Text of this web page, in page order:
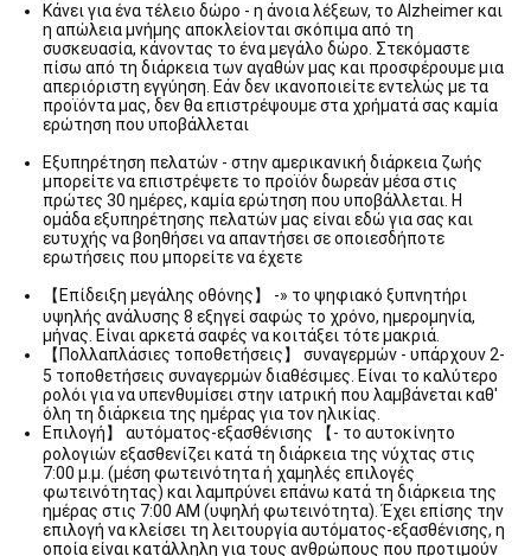
Κάνει για ένα τέλειο δώρο - η άνοια λέξεων, το Alzheimer και
η απώλεια μνήμης αποκλείονται σκόπιμα από τη
συσκευασία, κάνοντας το ένα μεγάλο δώρο. Στεκόμαστε
πίσω από τη διάρκεια των αγαθών μας και προσφέρουμε μια
απεριόριστη εγγύηση. Εάν δεν ικανοποιείτε εντελώς με τα
προϊόντα μας, δεν θα επιστρέψουμε στα χρήματά σας καμία
ερώτηση που υποβάλλεται
Εξυπηρέτηση πελατών - στην αμερικανική διάρκεια ζωής
μπορείτε να επιστρέψετε το προϊόν δωρεάν μέσα στις
πρώτες 30 ημέρες, καμία ερώτηση που υποβάλλεται. Η
ομάδα εξυπηρέτησης πελατών μας είναι εδώ για σας και
ευτυχής να βοηθήσει να απαντήσει σε οποιεσδήποτε
ερωτήσεις που μπορείτε να έχετε
【Επίδειξη μεγάλης οθόνης】 -» το ψηφιακό ξυπνητήρι
υψηλής ανάλυσης 8 εξηγεί σαφώς το χρόνο, ημερομηνία,
μήνας. Είναι αρκετά σαφές να κοιτάξει τότε μακριά.
【Πολλαπλάσιες τοποθετήσεις】 συναγερμών - υπάρχουν 2-
5 τοποθετήσεις συναγερμών διαθέσιμες. Είναι το καλύτερο
ρολόι για να υπενθυμίσει στην ιατρική που λαμβάνεται καθ'
όλη τη διάρκεια της ημέρας για τον ηλικίας.
Επιλογή】 αυτόματος-εξασθένισης 【- το αυτοκίνητο
ρολογιών εξασθενίζει κατά τη διάρκεια της νύχτας στις
7:00 μ.μ. (μέση φωτεινότητα ή χαμηλές επιλογές
φωτεινότητας) και λαμπρύνει επάνω κατά τη διάρκεια της
ημέρας στις 7:00 AM (υψηλή φωτεινότητα). Έχει επίσης την
επιλογή να κλείσει τη λειτουργία αυτόματος-εξασθένισης, η
οποία είναι κατάλληλη για τους ανθρώπους που προτιμούν